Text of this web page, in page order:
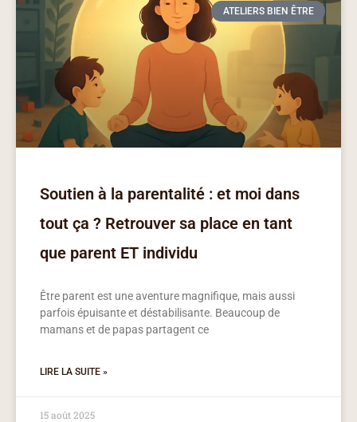
ATELIERS BIEN ÊTRE
Soutien à la parentalité : et moi dans
tout ça ? Retrouver sa place en tant
que parent ET individu
Être parent est une aventure magnifique, mais aussi
parfois épuisante et déstabilisante. Beaucoup de
mamans et de papas partagent ce
LIRE LA SUITE »
15 août 2025